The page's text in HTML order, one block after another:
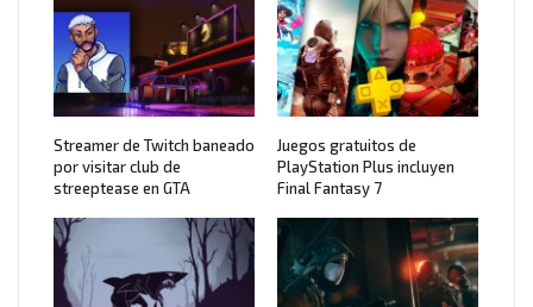
Streamer de Twitch baneado
por visitar club de
streeptease en GTA
Juegos gratuitos de
PlayStation Plus incluyen
Final Fantasy 7